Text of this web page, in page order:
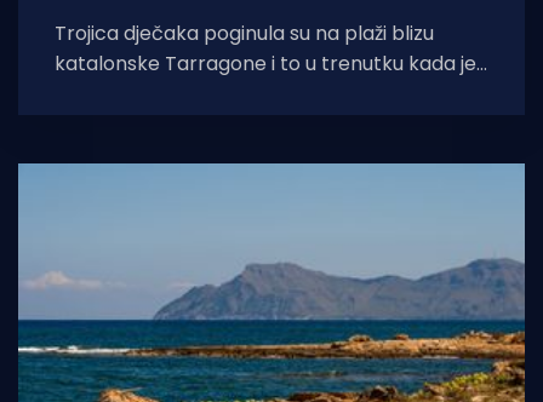
Trojica dječaka poginula su na plaži blizu
katalonske Tarragone i to u trenutku kada je